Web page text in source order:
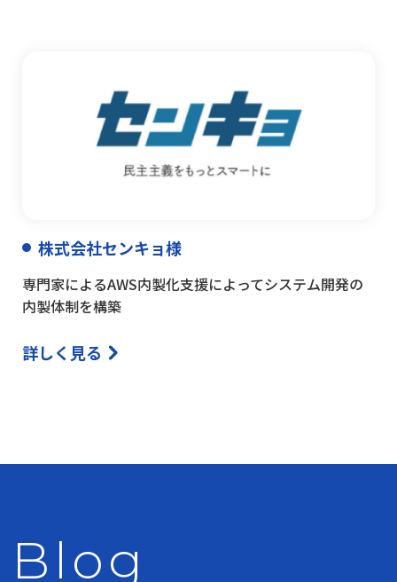
株式会社センキョ様
専門家によるAWS内製化支援によってシステム開発の
内製体制を構築
詳しく見る
Blog